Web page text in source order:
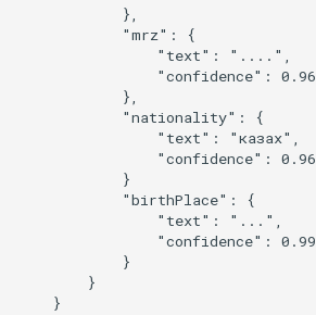
            },
            "mrz": {
                "text": "....",
"confidence":
            },
            "nationality": {
                "text": "казах",
"confidence":
            }
            "birthPlace": {
                "text": "...",
"confidence":
            }
        }
    }